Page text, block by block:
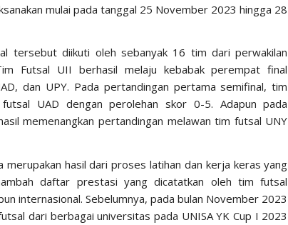
mulai pada tanggal 25 November 2023 hingga 28
tersebut diikuti oleh sebanyak 16 tim dari perwakilan
Futsal UII berhasil melaju kebabak perempat final
dan UPY. Pada pertandingan pertama semifinal, tim
UAD dengan perolehan skor 0-5. Adapun pada
memenangkan pertandingan melawan tim futsal UNY
hasil dari proses latihan dan kerja keras yang
daftar prestasi yang dicatatkan oleh tim futsal
internasional. Sebelumnya, pada bulan November 2023
dari berbagai universitas pada UNISA YK Cup I 2023